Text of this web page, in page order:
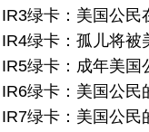
IR3绿卡：美国公民
IR4绿卡：孤儿将
IR5绿卡：成年美国
IR6绿卡：美国公民
IR7绿卡：美国公民